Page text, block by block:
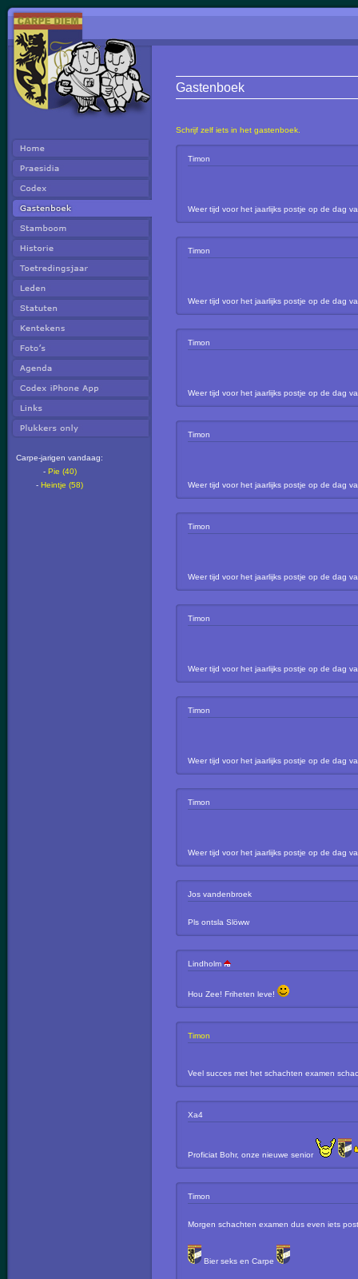
Carpe-jarigen vandaag:
- Pie (40)
- Heintje (58)
Gastenboek
Schrijf zelf iets in het gastenboek.
Timon
Weer tijd voor het jaarlijks postje op de dag
Timon
Weer tijd voor het jaarlijks postje op de dag
Timon
Weer tijd voor het jaarlijks postje op de dag
Timon
Weer tijd voor het jaarlijks postje op de dag
Timon
Weer tijd voor het jaarlijks postje op de dag
Timon
Weer tijd voor het jaarlijks postje op de dag
Timon
Weer tijd voor het jaarlijks postje op de dag
Timon
Weer tijd voor het jaarlijks postje op de dag
Jos vandenbroek
Pls ontsla Slöww
Lindholm
Hou Zee! Friheten leve!
Timon
Veel succes met het schachten examen
Xa4
Proficiat Bohr, onze nieuwe senior
Timon
Morgen schachten examen dus even iets
Bier seks en Carpe